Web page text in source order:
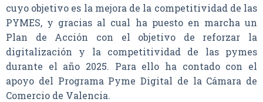
cuyo objetivo es la mejora de la competitividad de las
PYMES, y gracias al cual ha puesto en marcha un
Plan de Acción con el objetivo de reforzar la
digitalización y la competitividad de las pymes
durante el año 2025. Para ello ha contado con el
apoyo del Programa Pyme Digital de la Cámara de
Comercio de Valencia.